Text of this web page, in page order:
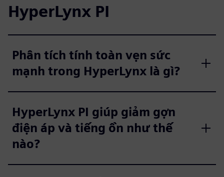
HyperLynx PI
Phân tích tính toàn vẹn sức
mạnh trong HyperLynx là gì?
HyperLynx PI giúp giảm gợn
điện áp và tiếng ồn như thế
nào?